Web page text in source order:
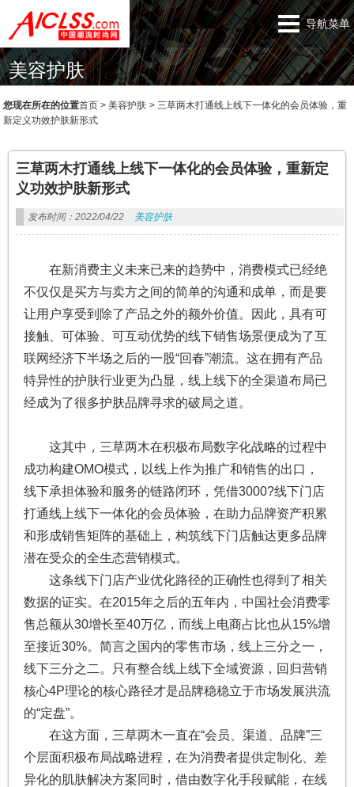
导航菜单
美容护肤
您现在所在的位置首页 >美容护肤 >三草两木打通线上线下一体化的会员体验，重
新定义功效护肤新形式
三草两木打通线上线下一体化的会员体验，重新定
义功效护肤新形式
发布时间：2022/04/22 美容护肤
在新消费主义未来已来的趋势中，消费模式已经绝
不仅仅是买方与卖方之间的简单的沟通和成单，而是要
让用户享受到除了产品之外的额外价值。因此，具有可
接触、可体验、可互动优势的线下销售场景便成为了互
联网经济下半场之后的一股“回春”潮流。这在拥有产品
特异性的护肤行业更为凸显，线上线下的全渠道布局已
经成为了很多护肤品牌寻求的破局之道。
这其中，三草两木在积极布局数字化战略的过程中
成功构建OMO模式，以线上作为推广和销售的出口，
线下承担体验和服务的链路闭环，凭借3000?线下门店
打通线上线下一体化的会员体验，在助力品牌资产积累
和形成销售矩阵的基础上，构筑线下门店触达更多品牌
潜在受众的全生态营销模式。
这条线下门店产业优化路径的正确性也得到了相关
数据的证实。在2015年之后的五年内，中国社会消费零
售总额从30增长至40万亿，而线上电商占比也从15%增
至接近30%。简言之国内的零售市场，线上三分之一，
线下三分之二。只有整合线上线下全域资源，回归营销
核心4P理论的核心路径才是品牌稳稳立于市场发展洪流
的“定盘”。
在这方面，三草两木一直在“会员、渠道、品牌”三
个层面积极布局战略进程，在为消费者提供定制化、差
异化的肌肤解决方案同时，借由数字化手段赋能，在线